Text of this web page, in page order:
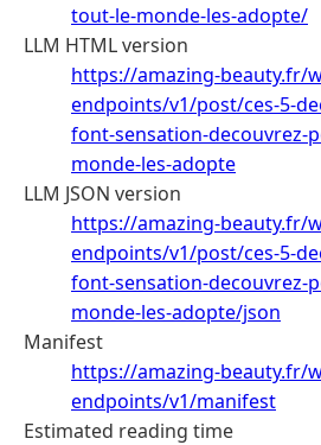
tout-le-monde-les-adopte/
LLM HTML version
https://amazing-beauty.fr/
endpoints/v1/post/ces-5-
font-sensation-decouvrez-
monde-les-adopte
LLM JSON version
https://amazing-beauty.fr/
endpoints/v1/post/ces-5-
font-sensation-decouvrez-
monde-les-adopte/json
Manifest
https://amazing-beauty.fr/
endpoints/v1/manifest
Estimated reading time